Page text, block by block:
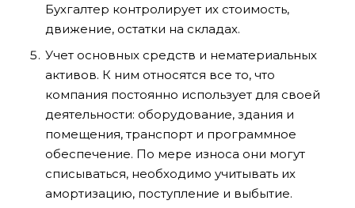
Бухгалтер контролирует их стоимость,
движение, остатки на складах.
Учет основных средств и нематериальных
активов. К ним относятся все то, что
компания постоянно использует для своей
деятельности: оборудование, здания и
помещения, транспорт и программное
обеспечение. По мере износа они могут
списываться, необходимо учитывать их
амортизацию, поступление и выбытие.